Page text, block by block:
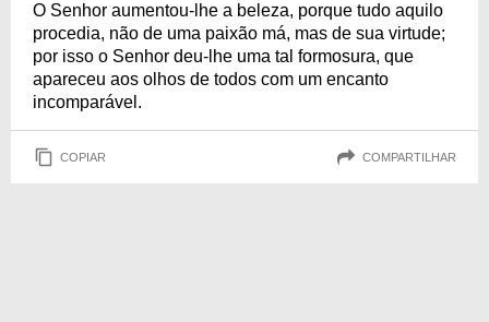
O Senhor aumentou-lhe a beleza, porque tudo aquilo
procedia, não de uma paixão má, mas de sua virtude;
por isso o Senhor deu-lhe uma tal formosura, que
apareceu aos olhos de todos com um encanto
incomparável.
COPIAR COMPARTILHAR